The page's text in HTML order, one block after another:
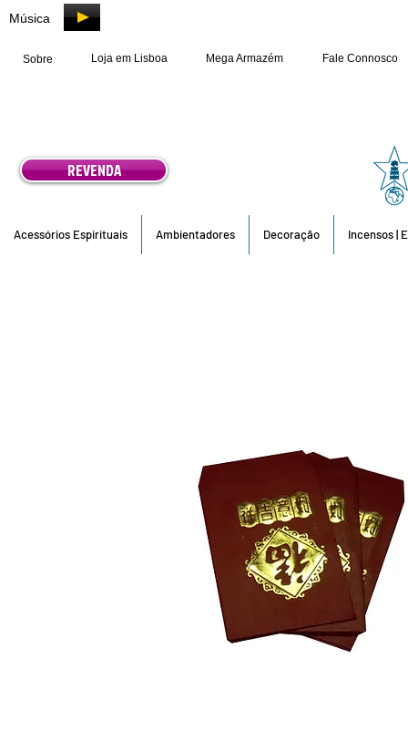
Música
Sobre Loja em Lisboa Mega Armazém Fale Connosco
REVENDA
Acessórios Espirituais Ambientadores Decoração Incensos |